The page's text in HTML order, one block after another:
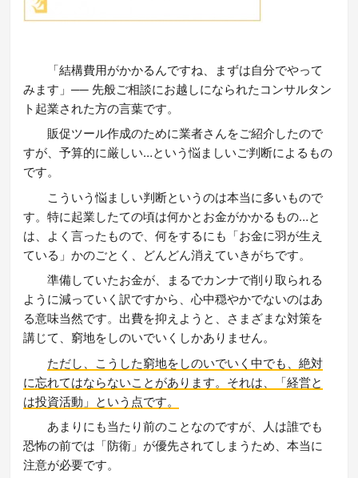
「結構費用がかかるんですね、まずは自分でやって
みます」── 先般ご相談にお越しになられたコンサルタン
ト起業された方の言葉です。
販促ツール作成のために業者さんをご紹介したので
すが、予算的に厳しい…という悩ましいご判断によるもの
です。
こういう悩ましい判断というのは本当に多いもので
す。特に起業したての頃は何かとお金がかかるもの…と
は、よく言ったもので、何をするにも「お金に羽が生え
ている」かのごとく、どんどん消えていきがちです。
準備していたお金が、まるでカンナで削り取られる
ように減っていく訳ですから、心中穏やかでないのはあ
る意味当然です。出費を抑えようと、さまざまな対策を
講じて、窮地をしのいでいくしかありません。
ただし、こうした窮地をしのいでいく中でも、絶対
に忘れてはならないことがあります。それは、「経営と
は投資活動」という点です。
あまりにも当たり前のことなのですが、人は誰でも
恐怖の前では「防衛」が優先されてしまうため、本当に
注意が必要です。